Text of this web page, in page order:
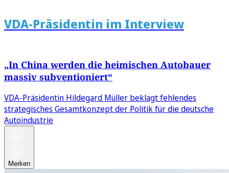
VDA-Präsidentin im Interview
„In China werden die heimischen Autobauer
massiv subventioniert“
VDA-Präsidentin Hildegard Müller beklagt fehlendes
strategisches Gesamtkonzept der Politik für die deutsche
Autoindustrie
Merken